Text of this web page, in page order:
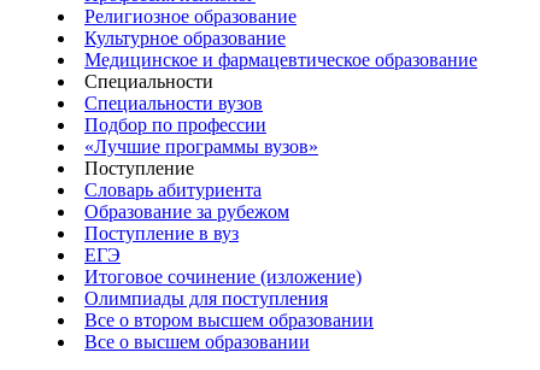
Религиозное образование
Культурное образование
Медицинское и фармацевтическое образование
Специальности
Специальности вузов
Подбор по профессии
«Лучшие программы вузов»
Поступление
Словарь абитуриента
Образование за рубежом
Поступление в вуз
ЕГЭ
Итоговое сочинение (изложение)
Олимпиады для поступления
Все о втором высшем образовании
Все о высшем образовании